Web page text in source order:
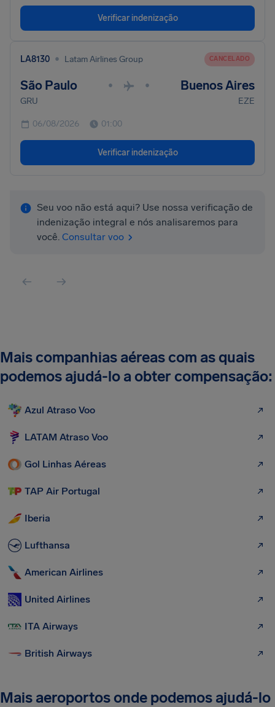
Verificar indenização
LA8130 • Latam Airlines Group CANCELADO
São Paulo • • Buenos Aires
GRU EZE
06/08/2026 01:00
Verificar indenização
Seu voo não está aqui? Use nossa verificação de
indenização integral e nós analisaremos para
você. Consultar voo
Mais companhias aéreas com as quais
podemos ajudá-lo a obter compensação:
Azul Atraso Voo
LATAM Atraso Voo
Gol Linhas Aéreas
TAP Air Portugal
Iberia
Lufthansa
American Airlines
United Airlines
ITA Airways
British Airways
Mais aeroportos onde podemos ajudá-lo